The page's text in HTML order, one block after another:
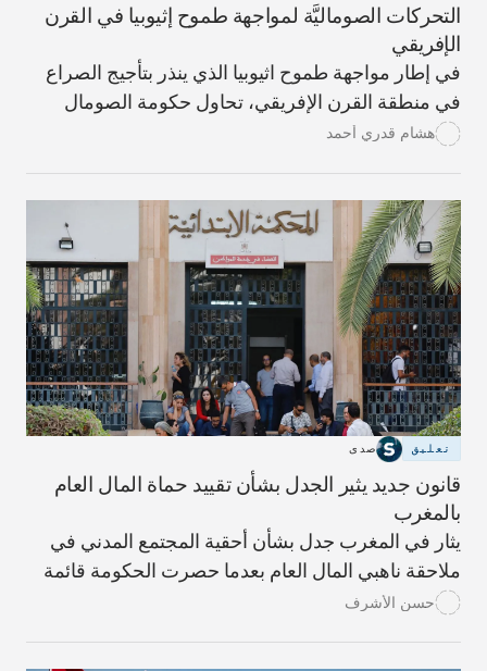
التحركات الصوماليَّة لمواجهة طموح إثيوبيا في القرن
الإفريقي
في إطار مواجهة طموح اثيوبيا الذي ينذر بتأجيج الصراع
في منطقة القرن الإفريقي، تحاول حكومة الصومال
استقطاب الدعم السياسي الدوليّ وإقامة جملة من
هشام قدري أحمد
تعليق صدى
قانون جديد يثير الجدل بشأن تقييد حماة المال العام
بالمغرب
يثار في المغرب جدل بشأن أحقية المجتمع المدني في
ملاحقة ناهبي المال العام بعدما حصرت الحكومة قائمة
المؤسسات المخولة بمعالجة هذا الملف، في محاولة
حسن الأشرف